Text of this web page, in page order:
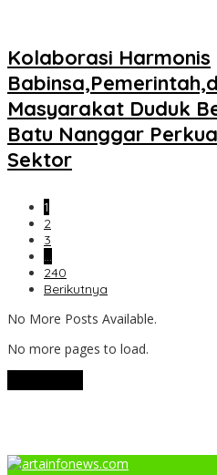
Kolaborasi Harmonis
Masyarakat Duduk
Batu Nanggar
Sektor
1
2
3
…
240
Berikutnya
No More Posts Available.
No more pages to load.